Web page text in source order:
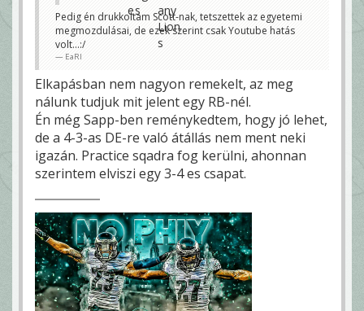
Pedig én drukkoltam Scott-nak, tetszettek az egyetemi
megmozdulásai, de ezek szerint csak Youtube hatás
volt...:/
EaRl
Elkapásban nem nagyon remekelt, az meg
nálunk tudjuk mit jelent egy RB-nél.
Én még Sapp-ben reménykedtem, hogy jó lehet,
de a 4-3-as DE-re való átállás nem ment neki
igazán. Practice sqadra fog kerülni, ahonnan
szerintem elviszi egy 3-4 es csapat.